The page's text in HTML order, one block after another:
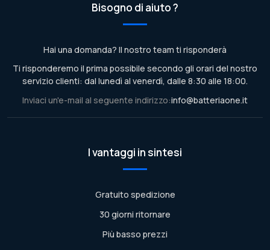
Bisogno di aiuto ?
Hai una domanda? Il nostro team ti risponderà
Ti risponderemo il prima possibile secondo gli orari del nostro
servizio clienti: dal lunedì al venerdì, dalle 8:30 alle 18:00.
Inviaci un'e-mail al seguente indirizzo:info@batteriaone.it
I vantaggi in sintesi
Gratuito spedizione
30 giorni ritornare
Più basso prezzi